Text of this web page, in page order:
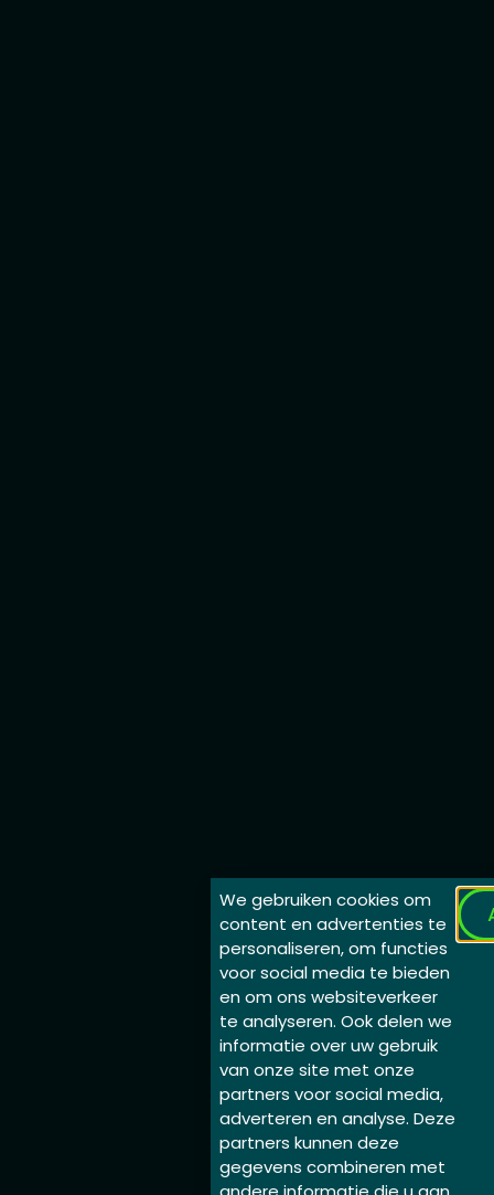
We gebruiken cookies om
content en advertenties te
personaliseren, om functies
voor social media te bieden
en om ons websiteverkeer
te analyseren. Ook delen we
informatie over uw gebruik
van onze site met onze
partners voor social media,
adverteren en analyse. Deze
partners kunnen deze
gegevens combineren met